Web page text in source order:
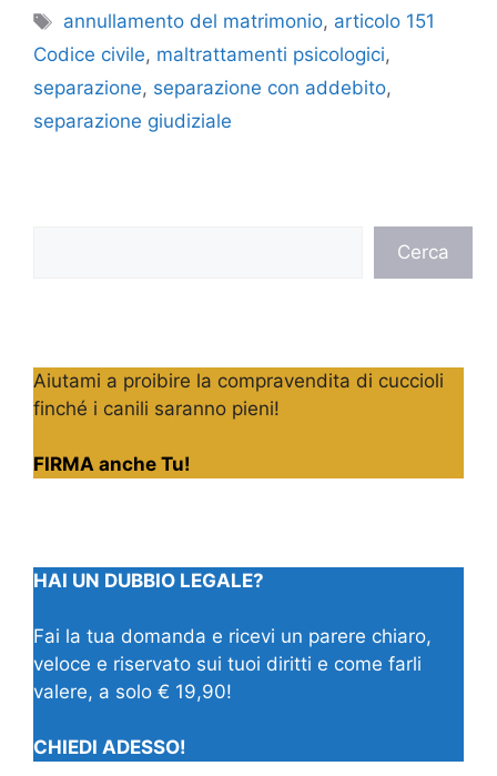
Tag
annullamento del matrimonio, articolo 151
Codice civile, maltrattamenti psicologici,
separazione, separazione con addebito,
separazione giudiziale
Cerca
Aiutami a proibire la compravendita di cuccioli
finché i canili saranno pieni!
FIRMA anche Tu!
HAI UN DUBBIO LEGALE?
Fai la tua domanda e ricevi un parere chiaro,
veloce e riservato sui tuoi diritti e come farli
valere, a solo € 19,90!
CHIEDI ADESSO!